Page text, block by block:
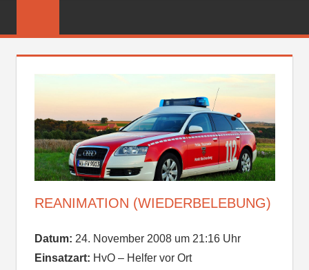
FEUERWEHR
REANIMATION (WIEDERBELEBUNG)
Datum: 24. November 2008 um 21:16 Uhr
Einsatzart: HvO – Helfer vor Ort